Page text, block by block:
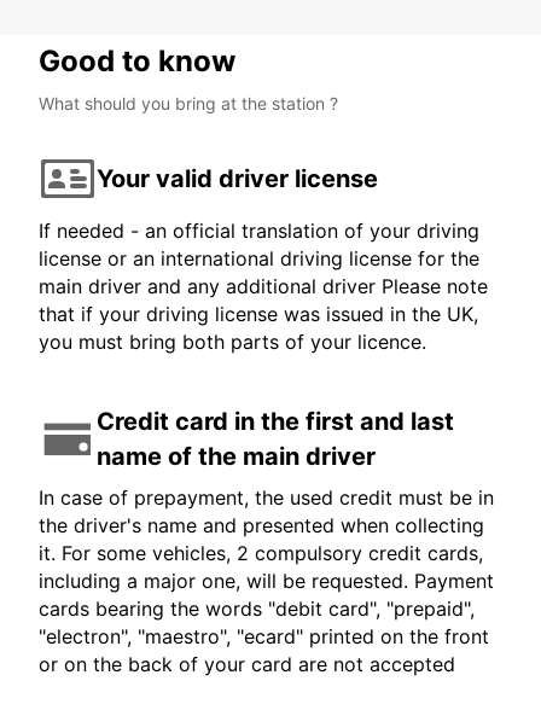
Good to know
What should you bring at the station ?
Your valid driver license
If needed - an official translation of your driving
license or an international driving license for the
main driver and any additional driver Please note
that if your driving license was issued in the UK,
you must bring both parts of your licence.
Credit card in the first and last
name of the main driver
In case of prepayment, the used credit must be in
the driver's name and presented when collecting
it. For some vehicles, 2 compulsory credit cards,
including a major one, will be requested. Payment
cards bearing the words "debit card", "prepaid",
"electron", "maestro", "ecard" printed on the front
or on the back of your card are not accepted